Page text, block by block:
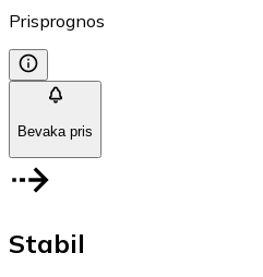
Prisprognos
Bevaka pris
Stabil